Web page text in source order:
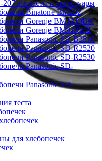
запчасти и аксессуары
Binatone BM202
Gorenje BM1210BK
Gorenje BM910WII
Panasonic SD-B2510
Panasonic SD-R2520
Panasonic SD-R2530
Panasonic SD-
Panasonic SD-
теста
для хлебопечек